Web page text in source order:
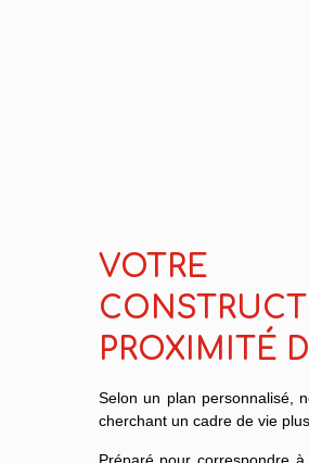
VOTRE
PROXIMITÉ
Selon un plan personnalisé,
cherchant un cadre de vie